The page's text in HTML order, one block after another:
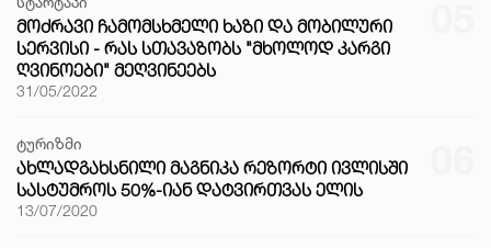
ᲛᲝᲫᲠᲐᲕᲘ ᲩᲐᲛᲝᲛᲡᲮᲛᲔᲚᲘ ᲮᲐᲖᲘ ᲓᲐ ᲛᲝᲑᲘᲚᲣᲠᲘ
ᲡᲔᲠᲕᲘᲡᲘ - ᲠᲐᲡ ᲡᲗᲐᲕᲐᲖᲝᲑᲡ "ᲛᲮᲝᲚᲝᲓ ᲙᲐᲠᲒᲘ
ᲦᲕᲘᲜᲝᲔᲑᲘ" ᲛᲔᲦᲕᲘᲜᲔᲔᲑᲡ
31/05/2022
ტურიზმი
ᲐᲮᲚᲐᲓᲒᲐᲮᲡᲜᲘᲚᲘ ᲛᲐᲒᲜᲘᲙᲐ ᲠᲔᲖᲝᲠᲢᲘ ᲘᲕᲚᲘᲡᲨᲘ
ᲡᲐᲡᲢᲣᲛᲠᲝᲡ 50%-ᲘᲐᲜ ᲓᲐᲢᲕᲘᲠᲗᲕᲐᲡ ᲔᲚᲘᲡ
13/07/2020